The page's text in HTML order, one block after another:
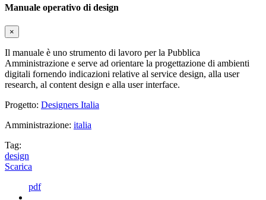
Manuale operativo di design
×
Il manuale è uno strumento di lavoro per la Pubblica
Amministrazione e serve ad orientare la progettazione di ambienti
digitali fornendo indicazioni relative al service design, alla user
research, al content design e alla user interface.
Progetto: Designers Italia
Amministrazione: italia
Tag:
design
Scarica
pdf